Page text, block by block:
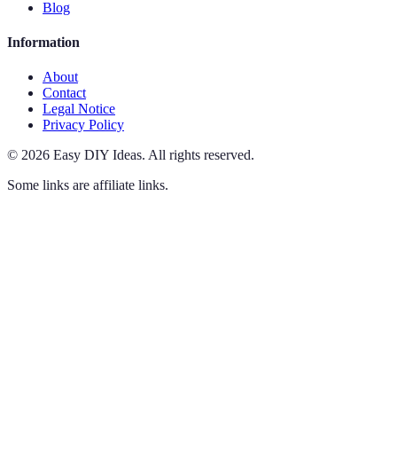
Blog
Information
About
Contact
Legal Notice
Privacy Policy
© 2026 Easy DIY Ideas. All rights reserved.
Some links are affiliate links.